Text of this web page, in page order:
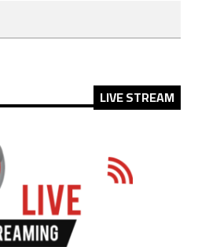
LIVE STREAM